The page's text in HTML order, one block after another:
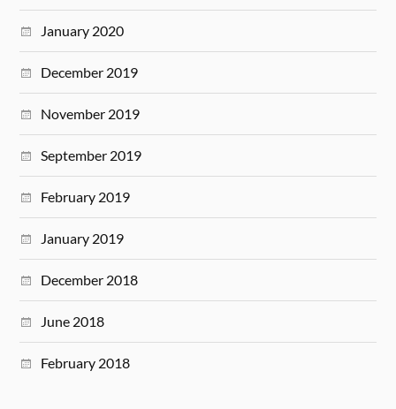
January 2020
December 2019
November 2019
September 2019
February 2019
January 2019
December 2018
June 2018
February 2018